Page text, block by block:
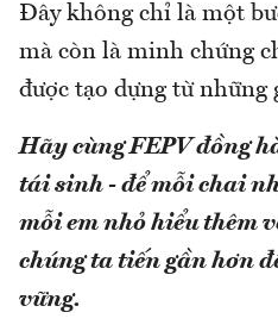
Đây không chỉ là một
mà còn là minh chứng
được tạo dựng từ những
Hãy cùng FEPV đồng
tái sinh - để mỗi chai
mỗi em nhỏ hiểu thêm
chúng ta tiến gần hơn
vững.